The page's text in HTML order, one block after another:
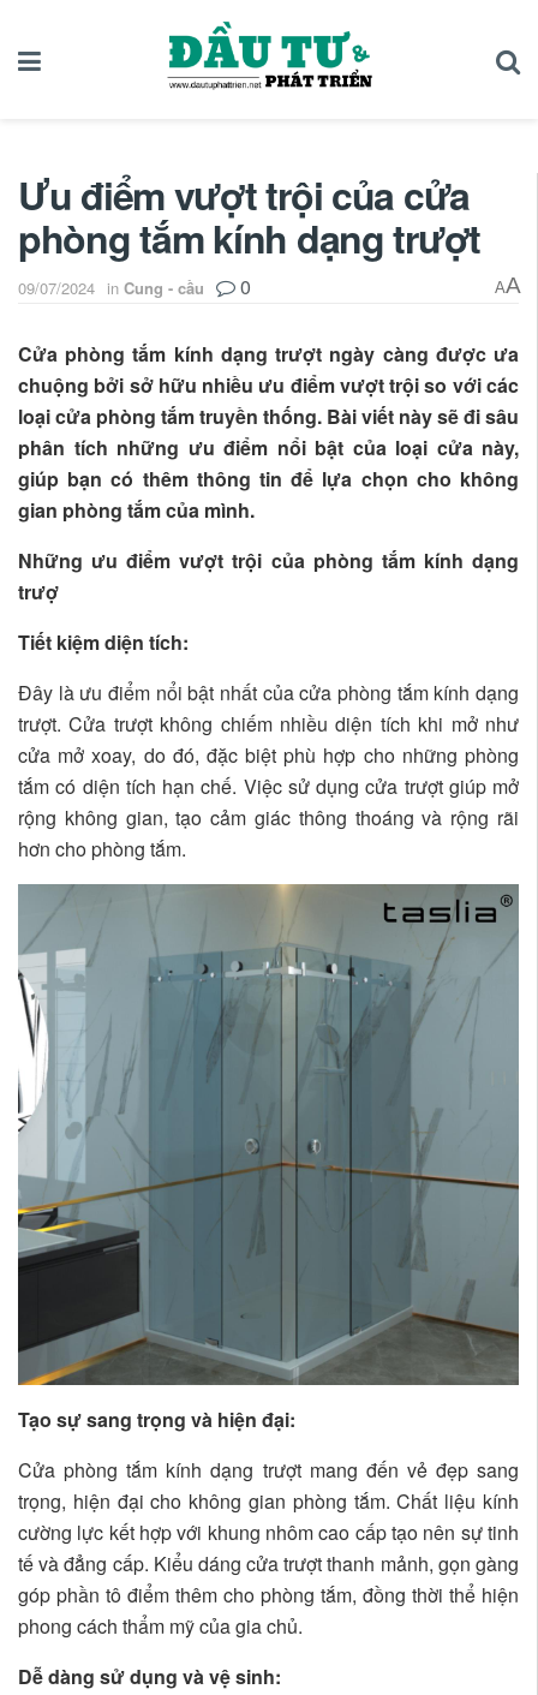
Ưu điểm vượt trội của cửa
phòng tắm kính dạng trượt
09/07/2024 in Cung - cầu 0 AA
Cửa phòng tắm kính dạng trượt ngày càng được ưa
chuộng bởi sở hữu nhiều ưu điểm vượt trội so với các
loại cửa phòng tắm truyền thống. Bài viết này sẽ đi sâu
phân tích những ưu điểm nổi bật của loại cửa này,
giúp bạn có thêm thông tin để lựa chọn cho không
gian phòng tắm của mình.
Những ưu điểm vượt trội của phòng tắm kính dạng
trượ
Tiết kiệm diện tích:
Đây là ưu điểm nổi bật nhất của cửa phòng tắm kính dạng
trượt. Cửa trượt không chiếm nhiều diện tích khi mở như
cửa mở xoay, do đó, đặc biệt phù hợp cho những phòng
tắm có diện tích hạn chế. Việc sử dụng cửa trượt giúp mở
rộng không gian, tạo cảm giác thông thoáng và rộng rãi
hơn cho phòng tắm.
Tạo sự sang trọng và hiện đại:
Cửa phòng tắm kính dạng trượt mang đến vẻ đẹp sang
trọng, hiện đại cho không gian phòng tắm. Chất liệu kính
cường lực kết hợp với khung nhôm cao cấp tạo nên sự tinh
tế và đẳng cấp. Kiểu dáng cửa trượt thanh mảnh, gọn gàng
góp phần tô điểm thêm cho phòng tắm, đồng thời thể hiện
phong cách thẩm mỹ của gia chủ.
Dễ dàng sử dụng và vệ sinh: